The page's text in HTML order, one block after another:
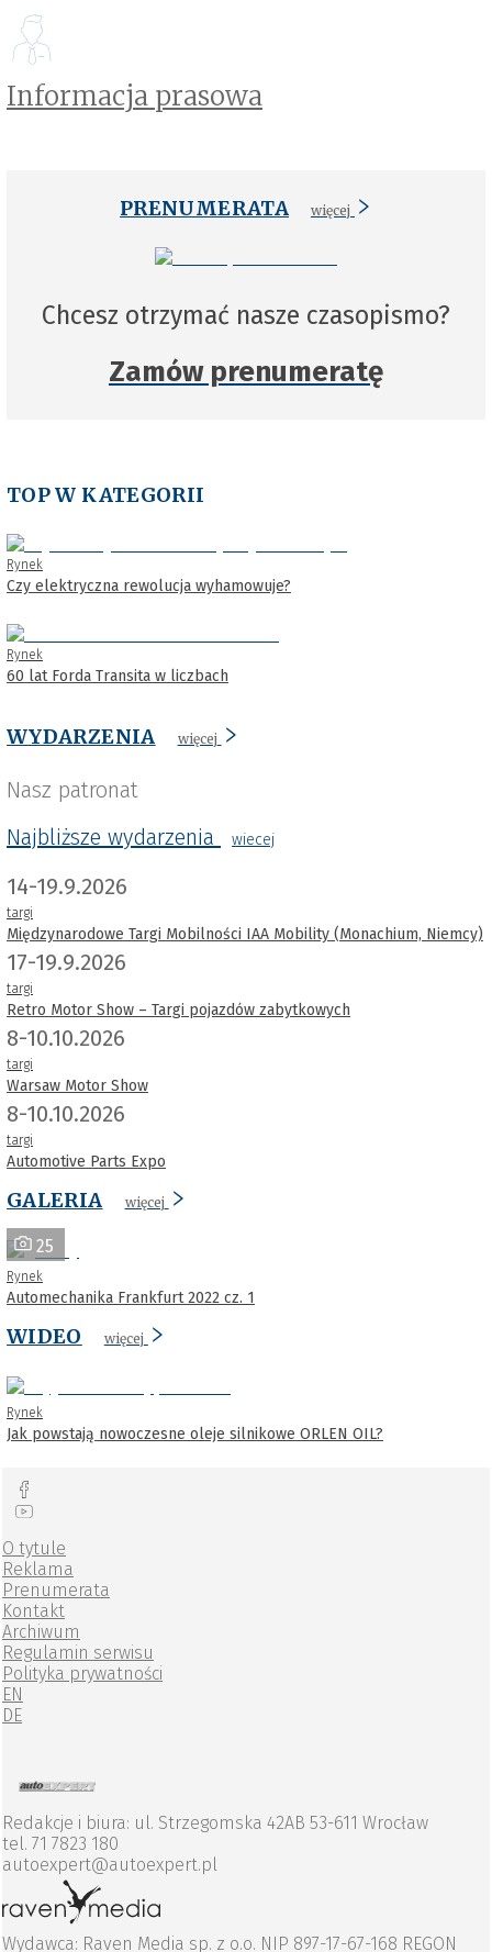
Informacja prasowa
PRENUMERATA więcej
Chcesz otrzymać nasze czasopismo?
Zamów prenumeratę
TOP W KATEGORII
Rynek
Czy elektryczna rewolucja wyhamowuje?
Rynek
60 lat Forda Transita w liczbach
WYDARZENIA więcej
Nasz patronat
Najbliższe wydarzenia
wiecej
14-19.9.2026
targi
Międzynarodowe Targi Mobilności IAA Mobility (Monachium, Niemcy)
17-19.9.2026
targi
Retro Motor Show – Targi pojazdów zabytkowych
8-10.10.2026
targi
Warsaw Motor Show
8-10.10.2026
targi
Automotive Parts Expo
GALERIA więcej
25
Rynek
Automechanika Frankfurt 2022 cz. 1
WIDEO więcej
Rynek
Jak powstają nowoczesne oleje silnikowe ORLEN OIL?
O tytule
Reklama
Prenumerata
Kontakt
Archiwum
Regulamin serwisu
Polityka prywatności
EN
DE
Redakcje i biura: ul. Strzegomska 42AB 53-611 Wrocław
tel. 71 7823 180
autoexpert@autoexpert.pl
Wydawca: Raven Media sp. z o.o. NIP 897-17-67-168 REGON